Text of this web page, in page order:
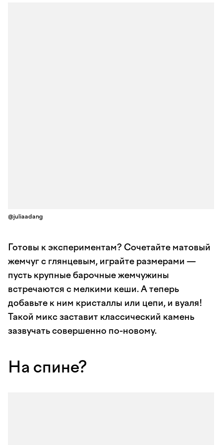
@juliaadang
Готовы к экспериментам? Сочетайте матовый
жемчуг с глянцевым, играйте размерами —
пусть крупные барочные жемчужины
встречаются с мелкими кеши. А теперь
добавьте к ним кристаллы или цепи, и вуаля!
Такой микс заставит классический камень
зазвучать совершенно по-новому.
На спине?